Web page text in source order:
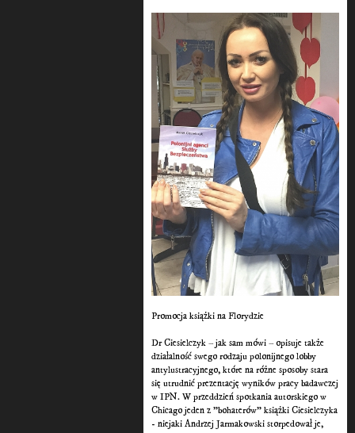
Promocja książki na Florydzie
Dr Ciesielczyk – jak sam mówi – opisuje także
działalność swego rodzaju polonijnego lobby
antylustracyjnego, które na różne sposoby stara
się utrudnić prezentację wyników pracy badawczej
w IPN. W przeddzień spotkania autorskiego w
Chicago jeden z "bohaterów" książki Ciesielczyka
- niejaki Andrzej Jarmakowski storpedował je,